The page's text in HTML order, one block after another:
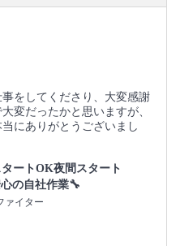
をしてくださり、大変感謝
変だったかと思いますが、
にありがとうございまし
タートOK夜間スタート
心の自社作業🔧
ァイター